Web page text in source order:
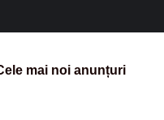
mai noi anunțuri